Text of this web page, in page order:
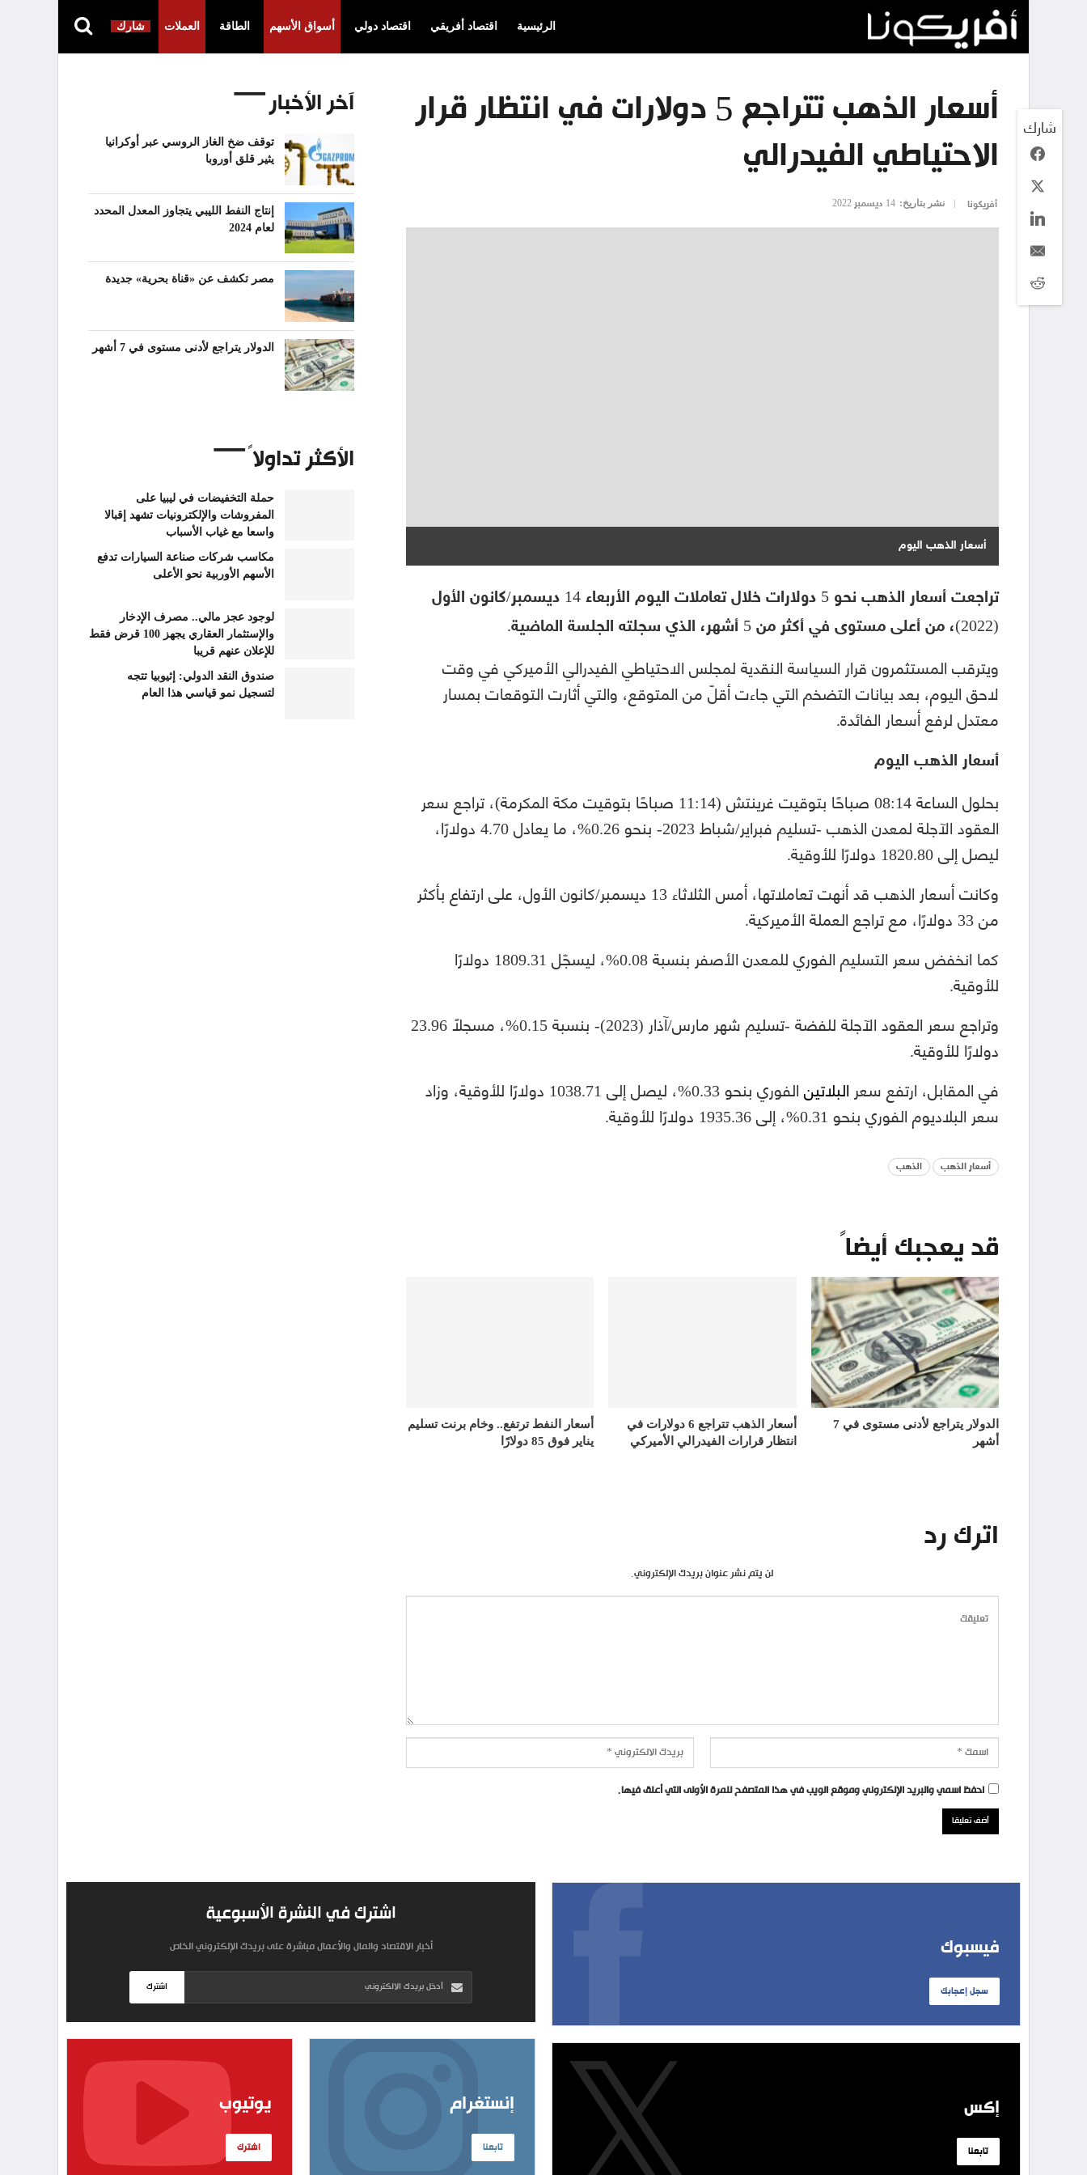
الرئيسية اقتصاد أفريقي اقتصاد دولي أسواق الأسهم الطاقة العملات شارك
أسعار الذهب تتراجع 5 دولارات في انتظار قرار
الاحتياطي الفيدرالي
أفريكونا نشر بتاريخ: 14 ديسمبر 2022
أسعار الذهب اليوم
شارك
تراجعت أسعار الذهب نحو 5 دولارات خلال تعاملات اليوم الأربعاء 14 ديسمبر/كانون الأول
(2022)، من أعلى مستوى في أكثر من 5 أشهر، الذي سجلته الجلسة الماضية.
ويترقب المستثمرون قرار السياسة النقدية لمجلس الاحتياطي الفيدرالي الأميركي في وقت
لاحق اليوم، بعد بيانات التضخم التي جاءت أقلّ من المتوقع، والتي أثارت التوقعات بمسار
معتدل لرفع أسعار الفائدة.
أسعار الذهب اليوم
بحلول الساعة 08:14 صباحًا بتوقيت غرينتش (11:14 صباحًا بتوقيت مكة المكرمة)، تراجع سعر
العقود الآجلة لمعدن الذهب -تسليم فبراير/شباط 2023- بنحو 0.26%، ما يعادل 4.70 دولارًا،
ليصل إلى 1820.80 دولارًا للأوقية.
وكانت أسعار الذهب قد أنهت تعاملاتها، أمس الثلاثاء 13 ديسمبر/كانون الأول، على ارتفاع بأكثر
من 33 دولارًا، مع تراجع العملة الأميركية.
كما انخفض سعر التسليم الفوري للمعدن الأصفر بنسبة 0.08%، ليسجّل 1809.31 دولارًا
للأوقية.
وتراجع سعر العقود الآجلة للفضة -تسليم شهر مارس/آذار (2023)- بنسبة 0.15%، مسجلًا 23.96
دولارًا للأوقية.
في المقابل، ارتفع سعر البلاتين
الفوري بنحو 0.33%، ليصل إلى 1038.71 دولارًا للأوقية، وزاد
سعر البلاديوم الفوري بنحو 0.31%، إلى 1935.36 دولارًا للأوقية.
أسعار الذهب الذهب
قد يعجبك أيضاً
الدولار يتراجع لأدنى مستوى في 7
أشهر
أسعار الذهب تتراجع 6 دولارات في
انتظار قرارات الفيدرالي الأميركي
أسعار النفط ترتفع.. وخام برنت تسليم
يناير فوق 85 دولارًا
اترك رد
لن يتم نشر عنوان بريدك الإلكتروني.
احفظ اسمي والبريد الإلكتروني وموقع الويب في هذا المتصفح للمرة الأولى التي أعلق فيها.
آخر الأخبار
توقف ضخ الغاز الروسي عبر أوكرانيا
يثير قلق أوروبا
إنتاج النفط الليبي يتجاوز المعدل المحدد
لعام 2024
مصر تكشف عن «قناة بحرية» جديدة
الدولار يتراجع لأدنى مستوى في 7 أشهر
الأكثر تداولاً
حملة التخفيضات في ليبيا على
المفروشات والإلكترونيات تشهد إقبالا
واسعا مع غياب الأسباب
مكاسب شركات صناعة السيارات تدفع
الأسهم الأوربية نحو الأعلى
لوجود عجز مالي.. مصرف الإدخار
والإستثمار العقاري يجهز 100 قرض فقط
للإعلان عنهم قريبا
صندوق النقد الدولي: إثيوبيا تتجه
لتسجيل نمو قياسي هذا العام
فيسبوك
سجل إعجابك
إكس
تابعنا
اشترك في النشرة الأسبوعية
أخبار الاقتصاد والمال والأعمال مباشرة على بريدك الإلكتروني الخاص
اشترك
إنستغرام
تابعنا
يوتيوب
اشترك